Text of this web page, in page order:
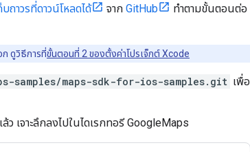
บถาวรที่ดาวน์โหลดได้ จาก GitHub
ทำตามขั้นตอนต่อ
ดูวิธีการที่ขั้นตอนที่ 2 ของตั้งค่าโปรเจ็กต์ Xcode
samples/maps-sdk-for-ios-samples.git เพื่อ
เจาะลึกลงไปในไดเรกทอรี GoogleMaps